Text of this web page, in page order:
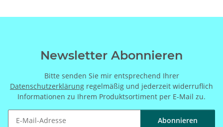
Newsletter Abonnieren
Bitte senden Sie mir entsprechend Ihrer
Datenschutzerklärung regelmäßig und jederzeit widerruflich
Informationen zu Ihrem Produktsortiment per E-Mail zu.
Abonnieren